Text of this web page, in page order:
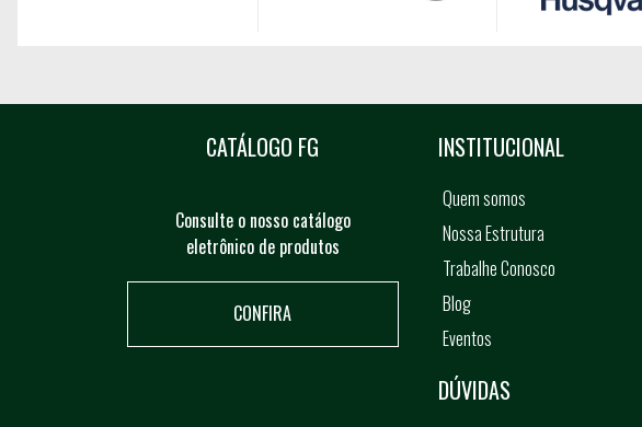
CATÁLOGO FG
Consulte o nosso catálogo
eletrônico de produtos
CONFIRA
INSTITUCIONAL
Quem somos
Nossa Estrutura
Trabalhe Conosco
Blog
Eventos
DÚVIDAS